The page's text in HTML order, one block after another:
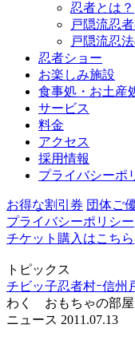
忍者とは？
戸隠流忍
戸隠流忍
忍者ショー
お楽しみ施設
食事処・お土産
サービス
料金
アクセス
採用情報
プライバシーポ
お得な割引券 団体ご
プライバシーポリシー
チケット購入はこちら
トピックス
チビッ子忍者村ｰ信州
わく おもちゃの部屋
ニュース 2011.07.13